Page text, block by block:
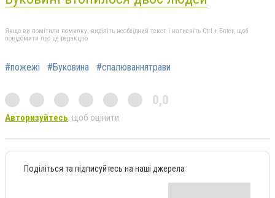
Якщо ви помітили помилку, виділіть необхідний текст і натисніть Ctrl + Enter, щоб
повідомити про це редакцію
#пожежі #Буковина #спалюваннятрави
0,0
Авторизуйтесь, щоб оцінити
Поділіться та підписуйтесь на наші джерела